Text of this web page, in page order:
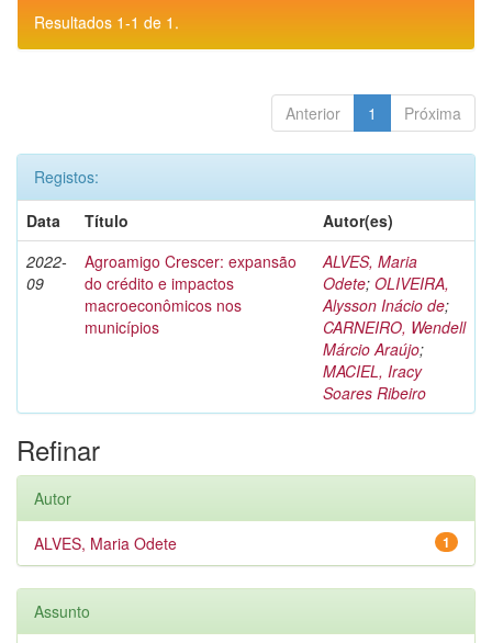
Resultados 1-1 de 1.
Anterior 1 Próxima
Registos:
Data
Título
Autor(es)
2022-
09
Agroamigo Crescer: expansão
do crédito e impactos
macroeconômicos nos
municípios
ALVES, Maria
Odete; OLIVEIRA,
Alysson Inácio de;
CARNEIRO, Wendell
Márcio Araújo;
MACIEL, Iracy
Soares Ribeiro
Refinar
Autor
1
ALVES, Maria Odete
Assunto